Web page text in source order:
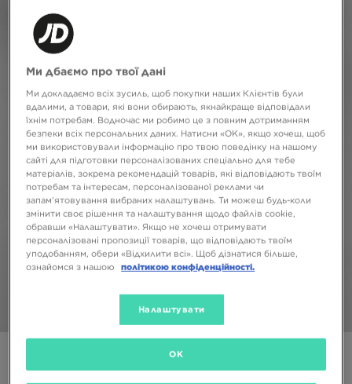
Ми дбаємо про твої дані
Ми докладаємо всіх зусиль, щоб покупки наших Клієнтів були
вдалими, а товари, які вони обирають, якнайкраще відповідали
їхнім потребам. Водночас ми робимо це з повним дотриманням
безпеки всіх персональних даних. Натисни «OK», якщо хочеш, щоб
ми використовували інформацію про твою поведінку на нашому
сайті для підготовки персоналізованих спеціально для тебе
матеріалів, зокрема рекомендацій товарів, які відповідають твоїм
потребам та інтересам, персоналізованої реклами чи
запам’ятовування вибраних налаштувань. Ти можеш будь-коли
змінити своє рішення та налаштування щодо файлів cookie,
обравши «Налаштувати». Якщо не хочеш отримувати
персоналізовані пропозиції товарів, що відповідають твоїм
уподобанням, обери «Відхилити всі». Щоб дізнатися більше,
ознайомся з нашою
політикою конфіденційності.
Налаштувати
OK